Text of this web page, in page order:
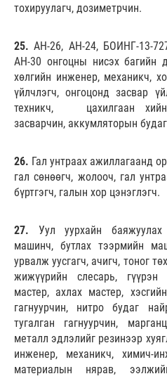
тохируулагч, дозиметрчин.
25. АН-26, АН-24, БОИНГ-13-
АН-30 онгоцны нисэх багийн
хөлгийн инженер, механикч,
үйлчлэгч, онгоцонд засвар
техникч, цахилгаан хийн
засварчин, аккумляторын
26. Гал унтраах ажиллагаанд
гал сөнөөгч, жолооч, гал
бүртгэгч, галын хор цэнэглэгч.
27. Уул уурхайн баяжуулах
машинч, бутлах тээрмийн
урвалж уусгагч, ачигч, тоног
жижүүрийн слесарь, гүүрэн
мастер, ахлах мастер,
гагнуурчин, нитро будаг
тугалган гагнуурчин,
металл эдлэлийг резинээр
инженер, механикч, химич-
материалын нярав,